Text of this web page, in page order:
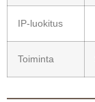
IP-luokitus
Toiminta